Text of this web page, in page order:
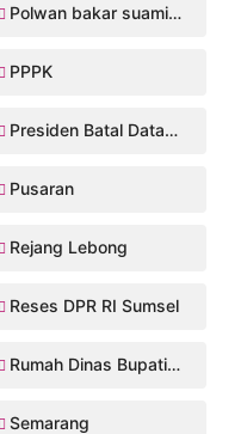
Polwan bakar suaminya
PPPK
Presiden Batal Datang
Pusaran
Rejang Lebong
Reses DPR RI Sumsel
Rumah Dinas Bupati Musi Rawas
Semarang